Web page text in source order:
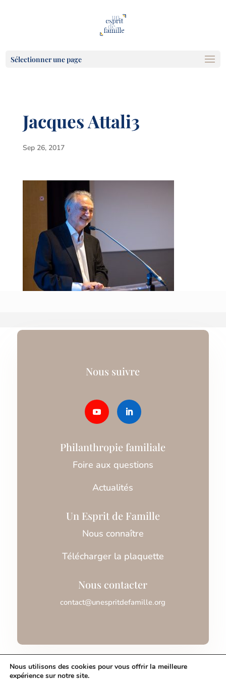
Sélectionner une page
Jacques Attali3
Sep 26, 2017
Nous suivre
Philanthropie familiale
Foire aux questions
Actualités
Un Esprit de Famille
Nous connaître
Télécharger la plaquette
Nous contacter
contact@unespritdefamille.org
Nous utilisons des cookies pour vous offrir la meilleure
expérience sur notre site.